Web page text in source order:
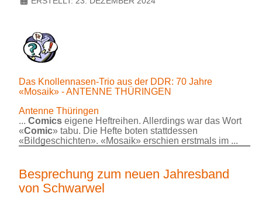
Das Knollennasen-Trio aus der DDR: 70 Jahre
«Mosaik» - ANTENNE THÜRINGEN
Antenne Thüringen
... Comics eigene Heftreihen. Allerdings war das Wort
«Comic» tabu. Die Hefte boten stattdessen
«Bildgeschichten». «Mosaik» erschien erstmals im ...
Besprechung zum neuen Jahresband
von Schwarwel